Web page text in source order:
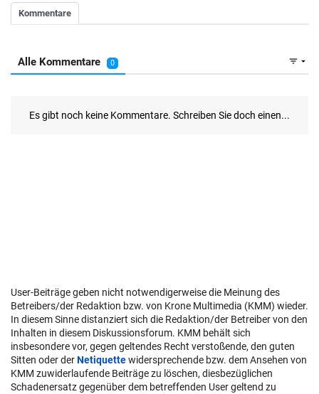
User-Beiträge geben nicht notwendigerweise die Meinung des
Betreibers/der Redaktion bzw. von Krone Multimedia (KMM) wieder.
In diesem Sinne distanziert sich die Redaktion/der Betreiber von den
Inhalten in diesem Diskussionsforum. KMM behält sich
insbesondere vor, gegen geltendes Recht verstoßende, den guten
Sitten oder derNetiquettewidersprechende bzw. dem Ansehen von
KMM zuwiderlaufende Beiträge zu löschen, diesbezüglichen
Schadenersatz gegenüber dem betreffenden User geltend zu